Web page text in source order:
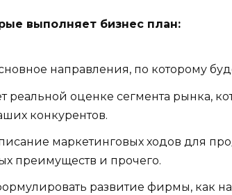
выполняет бизнес план:
направления, по которому
реальной оценке сегмента рынка,
конкурентов.
маркетинговых ходов для
преимуществ и прочего.
развитие фирмы, как на